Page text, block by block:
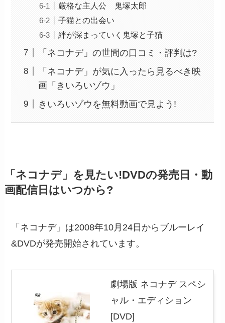
厳格な主人公 鬼塚太郎
子猫との出会い
絆が深まっていく鬼塚と子猫
「ネコナデ」の世間の口コミ・評判は?
「ネコナデ」が気に入ったら見るべき映
画「きいろいゾウ」
きいろいゾウを無料動画で見よう!
「ネコナデ」を見たい!DVDの発売日・動
画配信日はいつから?
「ネコナデ」は2008年10月24日からブルーレイ
&DVDが発売開始されています。
劇場版 ネコナデ スペシ
ャル・エディション
[DVD]